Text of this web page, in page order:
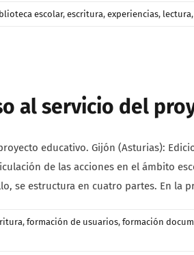
escolar, escritura, experiencias, lectura,
al servicio del
educativo. Gijón (Asturias):
de las acciones en el ámbito
se estructura en cuatro partes. En la
, formación de usuarios, formación